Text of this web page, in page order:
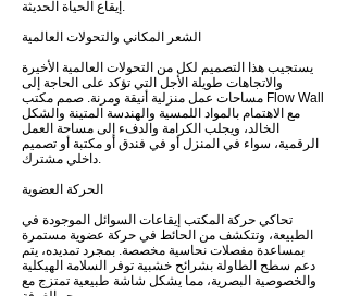
الشعر المكاني والتحولات العالمية
يستجيب هذا التصميم لكل من التحولات العالمية الأخيرة
والاتجاهات طويلة الأجل التي تؤكد على الحاجة إلى
مساحات عمل منزلية أنيقة ومرنة. صمم مكتب Flow Wall
مع الاهتمام بالمواد اللمسية والهندسة المتينة والشكل
الخالد، ويجلب الكرامة والدفء إلى مساحة العمل
الرقمية، سواء في المنزل أو في فندق أو مكتبة أو تصميم
الحركة العضوية
تحاكي حركة المكتب إيقاعات السوائل الموجودة في
الطبيعة، وتتكشف من الحائط في حركة عضوية مستمرة
بمساعدة مفصلات نحاسية مخصصة. بمجرد تمديده، يتم
دعم سطح الطاولة بشرائح خشبية توفر السلامة الهيكلية
والخصوصية البصرية، مما يشكل شاشة طبيعية تمتزج مع